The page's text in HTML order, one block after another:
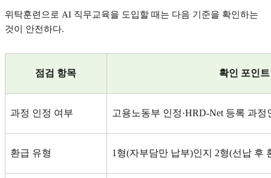
위탁훈련으로 AI 직무교육을 도입할 때는 다음 기준을 확인하는
것이 안전하다.
점검 항목 확인 포인트
과정 인정 여부 고용노동부 인정·HRD-Net 등록 과정
환급 유형 1 형(자부담만 납부)인지 2형(선납 후